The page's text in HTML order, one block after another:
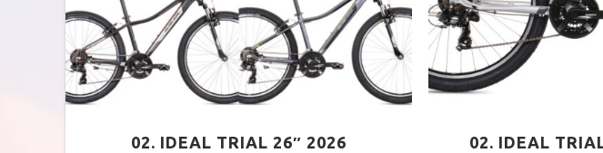
02. IDEAL TRIAL 26″ 2026
02. IDEAL